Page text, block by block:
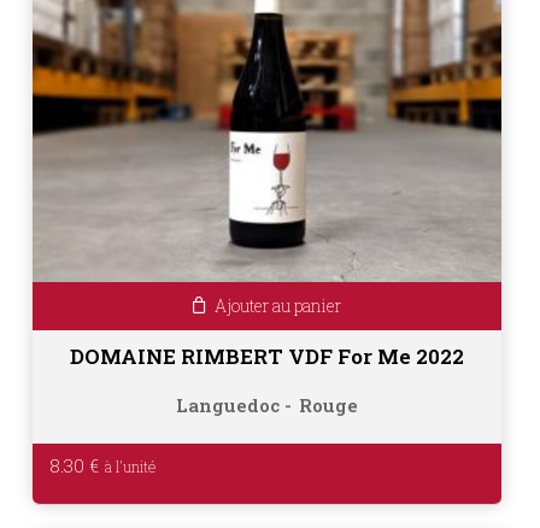
Ajouter au panier
DOMAINE RIMBERT VDF For Me 2022
Languedoc Rouge
8.30 €